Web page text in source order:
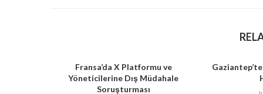
Fransa’da X Platformu ve
Yöneticilerine Dış Müdahale
Soruşturması